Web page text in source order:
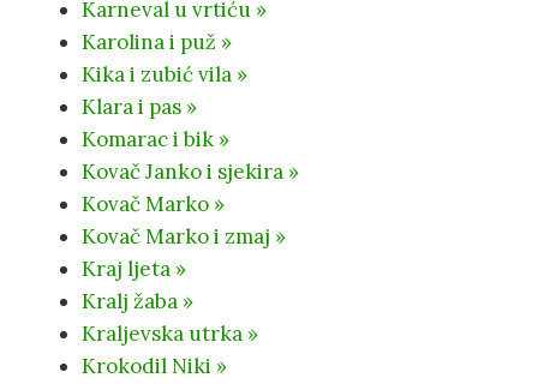
Karneval u vrtiću »
Karolina i puž »
Kika i zubić vila »
Klara i pas »
Komarac i bik »
Kovač Janko i sjekira »
Kovač Marko »
Kovač Marko i zmaj »
Kraj ljeta »
Kralj žaba »
Kraljevska utrka »
Krokodil Niki »